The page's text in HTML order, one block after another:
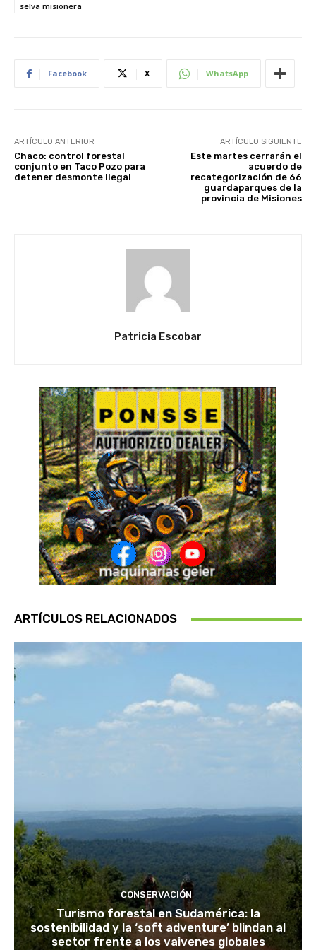
selva misionera
Facebook X WhatsApp
ARTÍCULO ANTERIOR
Chaco: control forestal
conjunto en Taco Pozo para
detener desmonte ilegal
ARTÍCULO SIGUIENTE
Este martes cerrarán el
acuerdo de
recategorización de 66
guardaparques de la
provincia de Misiones
Patricia Escobar
ARTÍCULOS RELACIONADOS
CONSERVACIÓN
Turismo forestal en Sudamérica: la
sostenibilidad y la ‘soft adventure’ blindan al
sector frente a los vaivenes globales